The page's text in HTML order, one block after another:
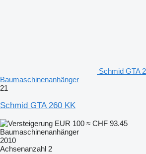
Schmid GTA
Baumaschinenanhänger
21
Schmid GTA 260 KK
EUR 100 ≈ CHF 93.45
Baumaschinenanhänger
2010
Achsenanzahl 2